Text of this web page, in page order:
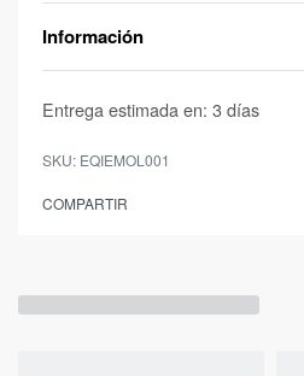
Información
Entrega estimada en: 3 días
EQIEMOL001
COMPARTIR